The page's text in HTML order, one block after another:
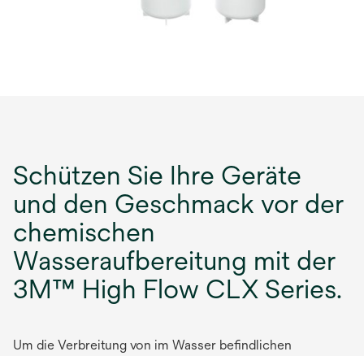
Schützen Sie Ihre Geräte
und den Geschmack vor der
chemischen
Wasseraufbereitung mit der
3M™ High Flow CLX Series.
Um die Verbreitung von im Wasser befindlichen